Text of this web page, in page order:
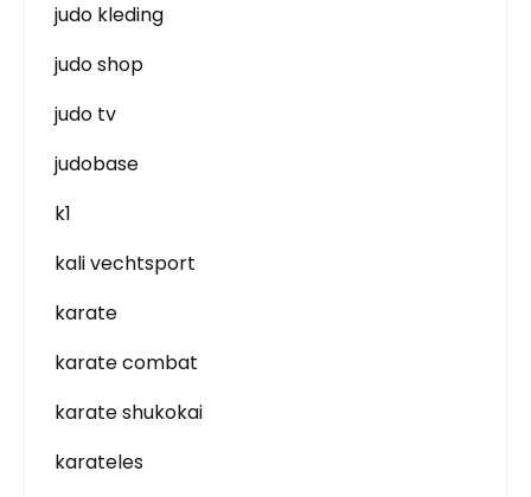
judo kleding
judo shop
judo tv
judobase
k1
kali vechtsport
karate
karate combat
karate shukokai
karateles